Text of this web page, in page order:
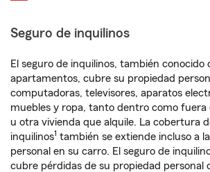
Seguro de inquilinos
El seguro de inquilinos, también conocido
apartamentos, cubre su propiedad
computadoras, televisores, aparatos
muebles y ropa, tanto dentro como
u otra vivienda que alquile. La cobertura
inquilinos1 también se extiende incluso a
personal en su carro. El seguro de
cubre pérdidas de su propiedad personal